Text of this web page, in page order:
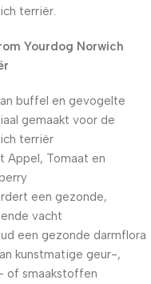
terriër.
Yourdog Norwich
buffel en gevogelte
gemaakt voor de
terriër
Appel, Tomaat en
een gezonde,
vacht
een gezonde darmflora
kunstmatige geur-,
of smaakstoffen